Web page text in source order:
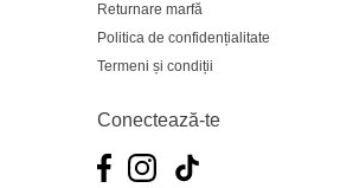
Returnare marfă
Politica de confidențialitate
Termeni și condiții
Conectează-te